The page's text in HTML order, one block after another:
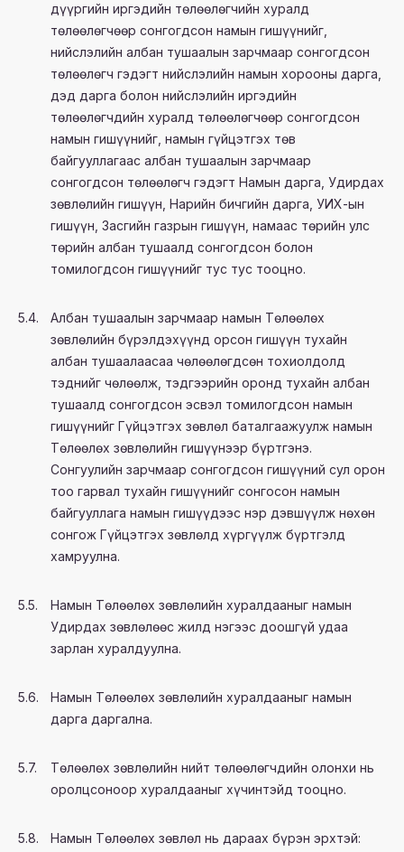
дүүргийн иргэдийн төлөөлөгчийн хуралд
төлөөлөгчөөр сонгогдсон намын гишүүнийг,
нийслэлийн албан тушаалын зарчмаар сонгогдсон
төлөөлөгч гэдэгт нийслэлийн намын хорооны дарга,
дэд дарга болон нийслэлийн иргэдийн
төлөөлөгчдийн хуралд төлөөлөгчөөр сонгогдсон
намын гишүүнийг, намын гүйцэтгэх төв
байгууллагаас албан тушаалын зарчмаар
сонгогдсон төлөөлөгч гэдэгт Намын дарга, Удирдах
зөвлөлийн гишүүн, Нарийн бичгийн дарга, УИХ-ын
гишүүн, Засгийн газрын гишүүн, намаас төрийн улс
төрийн албан тушаалд сонгогдсон болон
томилогдсон гишүүнийг тус тус тооцно.
5.4.
Албан тушаалын зарчмаар намын Төлөөлөх
зөвлөлийн бүрэлдэхүүнд орсон гишүүн тухайн
албан тушаалаасаа чөлөөлөгдсөн тохиолдолд
тэднийг чөлөөлж, тэдгээрийн оронд тухайн албан
тушаалд сонгогдсон эсвэл томилогдсон намын
гишүүнийг Гүйцэтгэх зөвлөл баталгаажуулж намын
Төлөөлөх зөвлөлийн гишүүнээр бүртгэнэ.
Сонгуулийн зарчмаар сонгогдсон гишүүний сул орон
тоо гарвал тухайн гишүүнийг сонгосон намын
байгууллага намын гишүүдээс нэр дэвшүүлж нөхөн
сонгож Гүйцэтгэх зөвлөлд хүргүүлж бүртгэлд
хамруулна.
5.5.
Намын Төлөөлөх зөвлөлийн хуралдааныг намын
Удирдах зөвлөлөөс жилд нэгээс доошгүй удаа
зарлан хуралдуулна.
5.6.
Намын Төлөөлөх зөвлөлийн хуралдааныг намын
дарга даргална.
5.7.
Төлөөлөх зөвлөлийн нийт төлөөлөгчдийн олонхи нь
оролцсоноор хуралдааныг хүчинтэйд тооцно.
5.8. Намын Төлөөлөх зөвлөл нь дараах бүрэн эрхтэй: